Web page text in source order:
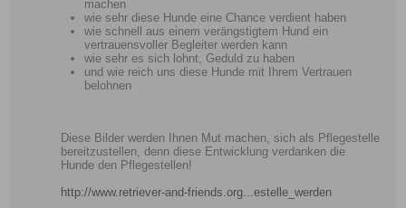
machen
wie sehr diese Hunde eine Chance verdient haben
wie schnell aus einem verängstigtem Hund ein
vertrauensvoller Begleiter werden kann
wie sehr es sich lohnt, Geduld zu haben
und wie reich uns diese Hunde mit Ihrem Vertrauen
belohnen
Diese Bilder werden Ihnen Mut machen, sich als Pflegestelle
bereitzustellen, denn diese Entwicklung verdanken die
Hunde den Pflegestellen!
http://www.retriever-and-friends.org...estelle_werden